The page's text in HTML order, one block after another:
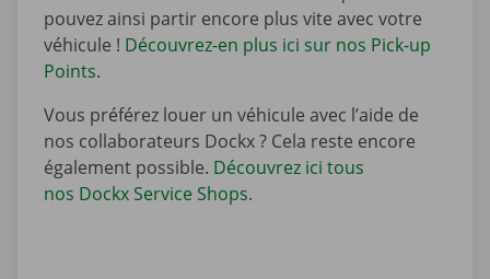
pouvez ainsi partir encore plus vite avec votre
véhicule ! Découvrez-en plus ici sur nos Pick-up
Points.
Vous préférez louer un véhicule avec l’aide de
nos collaborateurs Dockx ? Cela reste encore
également possible. Découvrez ici tous
nos Dockx Service Shops.